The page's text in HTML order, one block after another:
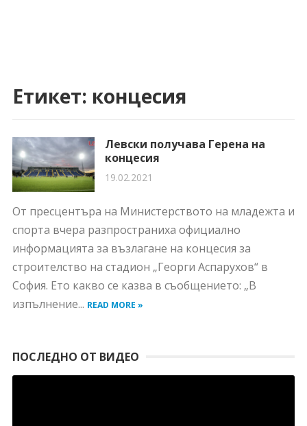
Етикет: концесия
Левски получава Герена на
концесия
19.02.2021
От пресцентъра на Министерството на младежта и
спорта вчера разпространиха официално
информацията за възлагане на концесия за
строителство на стадион „Георги Аспарухов“ в
София. Ето какво се казва в съобщението: „В
изпълнение... READ MORE »
ПОСЛЕДНО ОТ ВИДЕО